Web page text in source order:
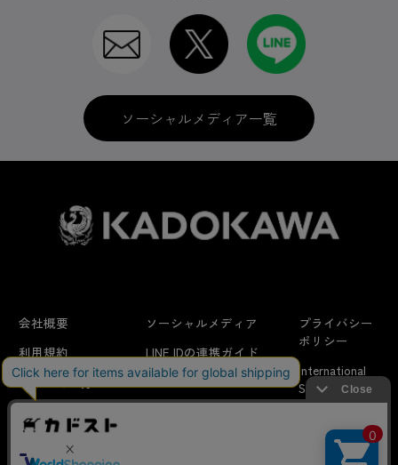
ソーシャルメディア一覧
会社概要
利用規約
はじめての方へ
ソーシャルメディア
LINE IDの連携ガイド
FAQ
プライバシー
ポリシー
International
Shipping
リクエスト
当サイトでは利用体験の向上およびコンテンツの最適な提供、ト
ラフィックの分析を目的としてCookieを使用しています。
サイトの閲覧を継続された場合、Cookieの利用に同意したことも